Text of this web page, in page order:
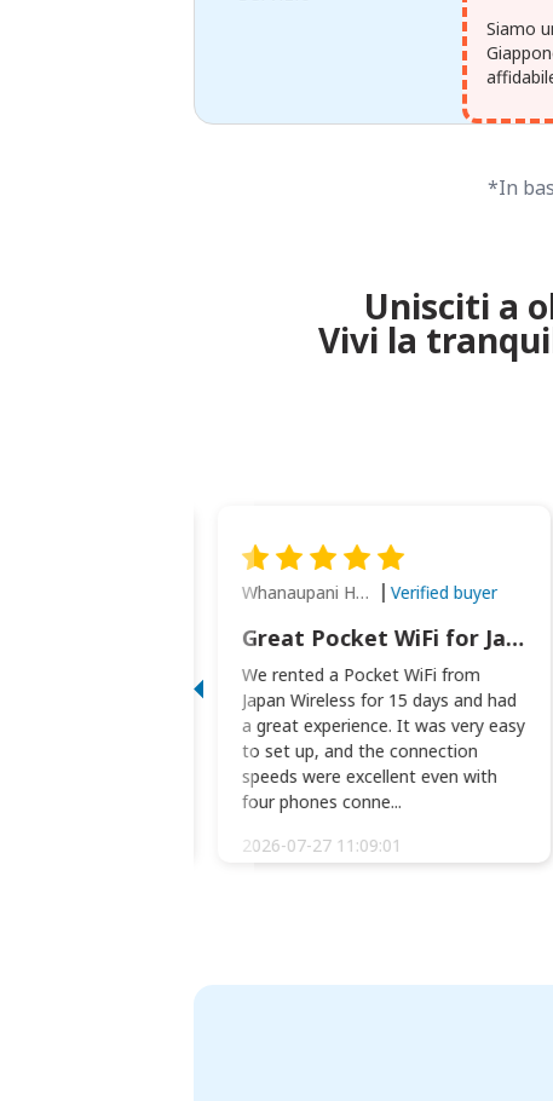
Siamo
*In
Unisciti a
Vivi la
Whanaupani Henry Joseph Macown Verified buyer
Great Pocket WiFi for Japan Travel
We rented a Pocket WiFi from
Japan Wireless for 15 days and had
a great experience. It was very easy
to set up, and the connection
speeds were excellent even with
four phones conne...
2026-07-27 11:09:01